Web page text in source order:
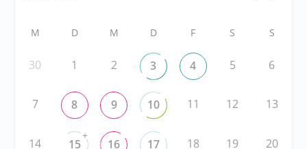
M D M D F S S
30 1 2 3 4 5 6
7 8 9 10 11 12 13
14 15
+
16 17 18 19 20